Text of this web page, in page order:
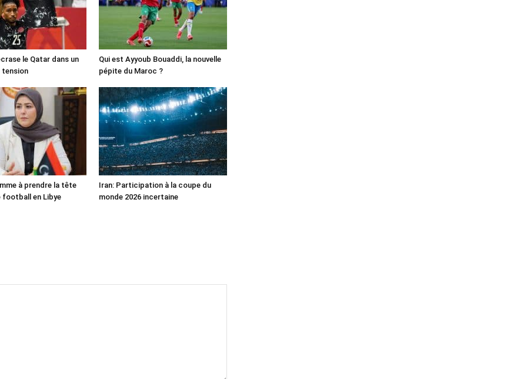
le Qatar dans un
tension
Qui est Ayyoub Bouaddi, la nouvelle
pépite du Maroc ?
à prendre la tête
football en Libye
Iran: Participation à la coupe du
monde 2026 incertaine